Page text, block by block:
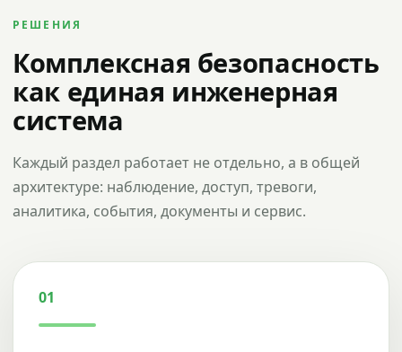
РЕШЕНИЯ
Комплексная безопасность
как единая инженерная
система
Каждый раздел работает не отдельно, а в общей
архитектуре: наблюдение, доступ, тревоги,
аналитика, события, документы и сервис.
01